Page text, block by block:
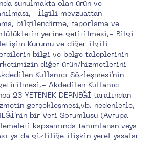
sunulmakta olan ürün ve
İlgili mevzuattan
bilgilendirme, raporlama ve
yerine getirilmesi,- Bilgi
Kurumu ve diğer ilgili
bilgi ve belge taleplerinin
diğer ürün/hizmetlerini
Kullanıcı Sözleşmesi’nin
Akdedilen Kullanıcı
23 YETENEK DERNEĞİ tarafından
gerçekleşmesi,vb. nedenlerle,
bir Veri Sorumlusu (Avrupa
kapsamında tanımlanan veya
ya da gizliliğe ilişkin yerel yasalar